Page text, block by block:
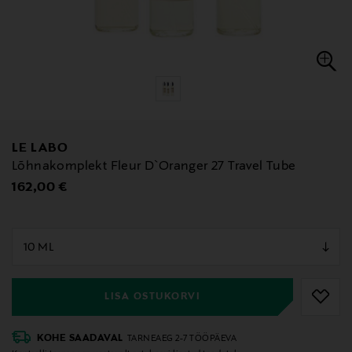
LE LABO
Lõhnakomplekt Fleur D`Oranger 27 Travel Tube
Original Price
162,00 €
LISA OSTUKORVI
KOHE SAADAVAL TARNEAEG 2-7 TÖÖPÄEVA